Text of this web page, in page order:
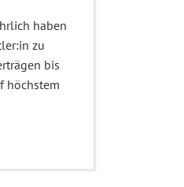
haben
zu
bis
höchstem